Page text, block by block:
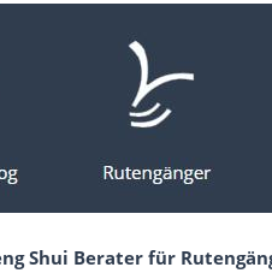
Shui Berater für